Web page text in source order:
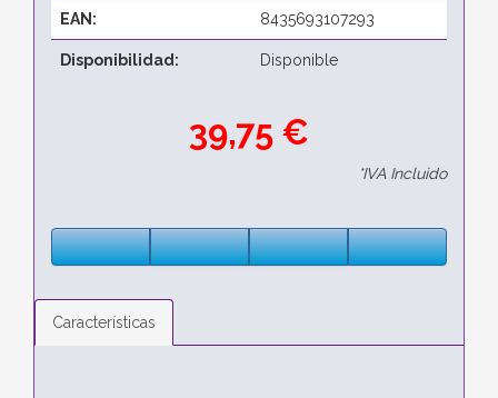
EAN: 8435693107293
Disponibilidad: Disponible
39,75 €
*IVA Incluido
Características